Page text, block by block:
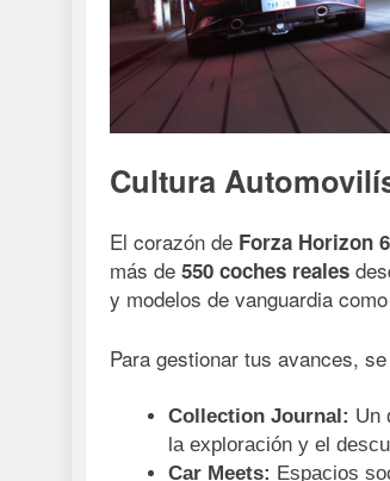
Cultura
El corazón de Forza Horizon 6
más de 550 coches reales
y modelos de vanguardia
Para gestionar tus avances,
Collection Journal: Un
la exploración y el
Car Meets: Espacios